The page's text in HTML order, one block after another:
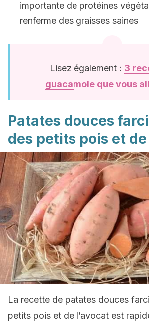
importante de protéines
renferme des graisses saines
Lisez également : 3
guacamole que vous
Patates douces
des petits pois et de
La recette de patates douces
petits pois et de l’avocat est